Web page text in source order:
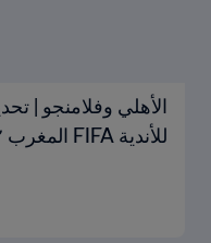
الأهلي وفلامنجو |
للأندية FIFA المغرب ٢٠٢٢™ | فيديو ملخص